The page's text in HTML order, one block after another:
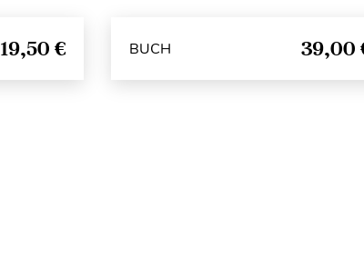
19,50 € BUCH 39,00